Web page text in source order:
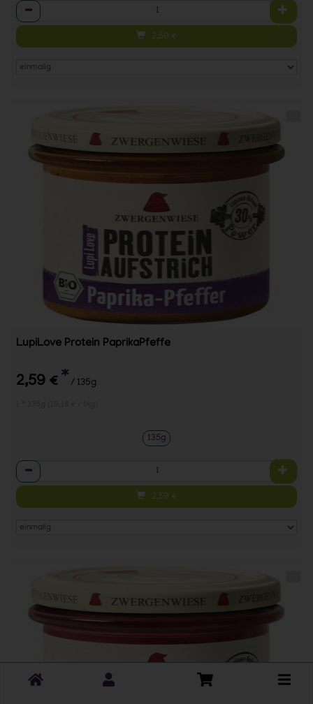
Anzahl
2,59 €
LupiLove Protein PaprikaPfeffe
2,59 € * / 135g
135g
Anzahl
2,59 €
Toggle